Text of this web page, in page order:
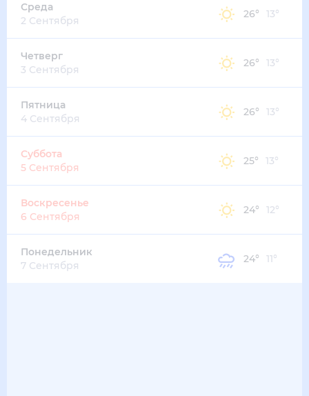
Среда
2 Сентября
26° 13°
Четверг
3 Сентября
26° 13°
Пятница
4 Сентября
26° 13°
Суббота
5 Сентября
25° 13°
Воскресенье
6 Сентября
24° 12°
Понедельник
7 Сентября
24° 11°